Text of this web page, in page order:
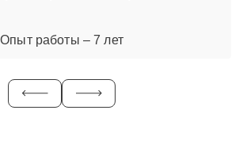
Опыт работы – 7 лет